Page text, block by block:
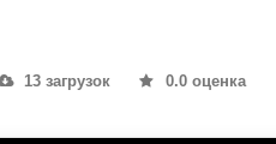
13 загрузок 0.0 оценка